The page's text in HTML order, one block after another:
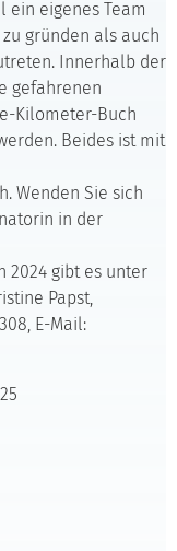
ein eigenes Team
gründen als auch
Innerhalb der
gefahrenen
Kilometer-Buch
Beides ist mit
Wenden Sie sich
in der
2024 gibt es unter
Papst,
E-Mail: